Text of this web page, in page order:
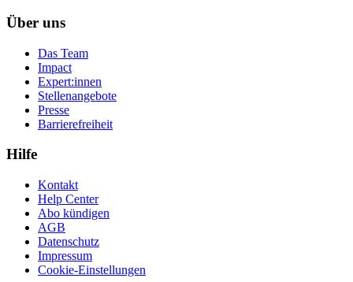
Über uns
Das Team
Impact
Expert:innen
Stellenangebote
Presse
Barrierefreiheit
Hilfe
Kontakt
Help Center
Abo kündigen
AGB
Datenschutz
Impressum
Cookie-Einstellungen